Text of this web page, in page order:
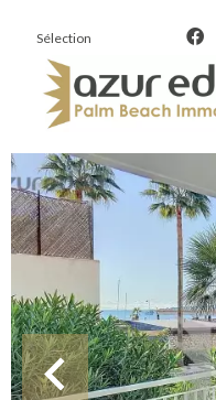
Sélection